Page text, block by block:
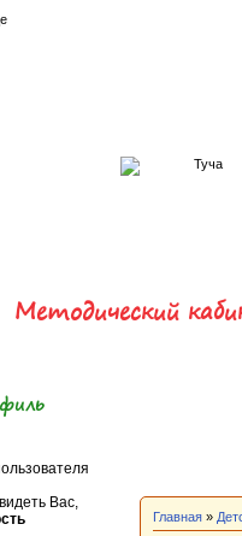
Методический
Вас,
Главная »